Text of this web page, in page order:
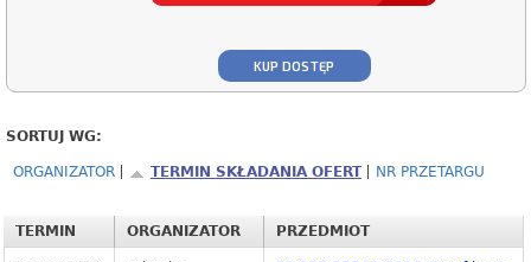
KUP DOSTĘP
SORTUJ WG:
ORGANIZATOR TERMIN SKŁADANIA OFERT NR PRZETARGU
TERMIN ORGANIZATOR PRZEDMIOT